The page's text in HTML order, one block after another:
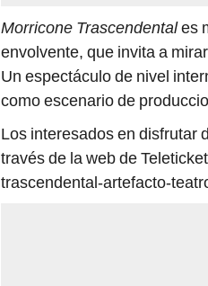
Morricone Trascendentales
envolvente, que invita a
Un espectáculo de nivel
como escenario de
Los interesados en disfrutar
través de la web de
trascendental-artefacto-